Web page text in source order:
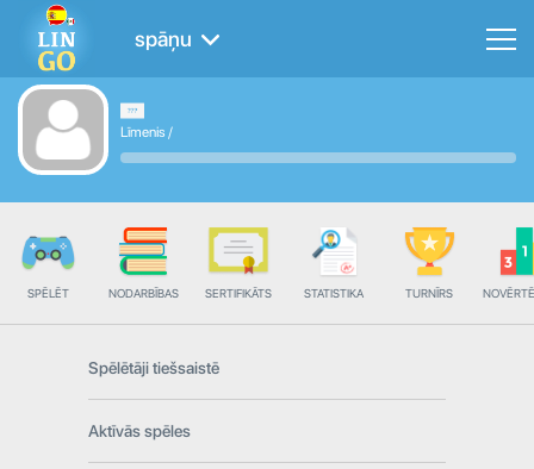
spāņu
Līmenis /
SPĒLĒT NODARBĪBAS SERTIFIKĀTS STATISTIKA TURNĪRS
Spēlētāji tiešsaistē
Aktīvās spēles